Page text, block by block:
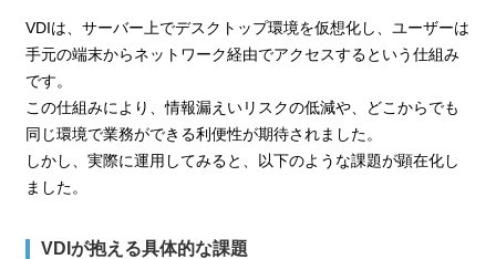
VDIは、サーバー上でデスクトップ環境を仮想化し、ユーザーは
手元の端末からネットワーク経由でアクセスするという仕組み
です。
この仕組みにより、情報漏えいリスクの低減や、どこからでも
同じ環境で業務ができる利便性が期待されました。
しかし、実際に運用してみると、以下のような課題が顕在化し
ました。
VDIが抱える具体的な課題